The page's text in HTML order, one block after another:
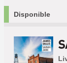
Disponible